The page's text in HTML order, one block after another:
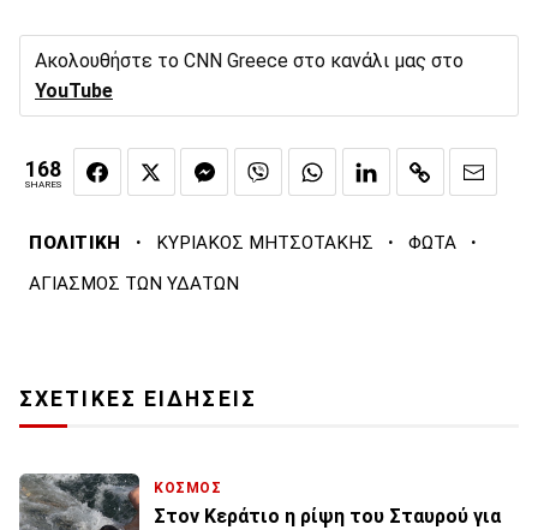
Ακολουθήστε το CNN Greece στο κανάλι μας στο
YouTube
168
SHARES
ΠΟΛΙΤΙΚΗ · ΚΥΡΙΑΚΟΣ ΜΗΤΣΟΤΑΚΗΣ · ΦΩΤΑ ·
ΑΓΙΑΣΜΟΣ ΤΩΝ ΥΔΑΤΩΝ
ΣΧΕΤΙΚΕΣ ΕΙΔΗΣΕΙΣ
ΚΟΣΜΟΣ
Στον Κεράτιο η ρίψη του Σταυρού για